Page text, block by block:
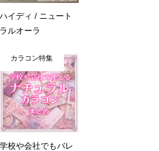
ハイディ / ニュート
ラルオーラ
カラコン特集
学校や会社でもバレ